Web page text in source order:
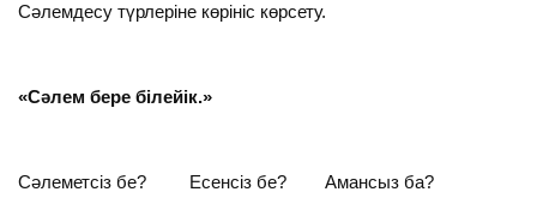
Сәлемдесу түрлеріне көрініс көрсету.
«Сәлем бере білейік.»
Сәлеметсіз бе? Есенсіз бе? Амансыз ба?